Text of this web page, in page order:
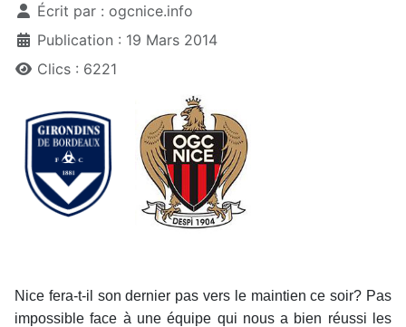
Écrit par : ogcnice.info
Publication : 19 Mars 2014
Clics : 6221
Nice fera-t-il son dernier pas vers le maintien ce soir? Pas
impossible face à une équipe qui nous a bien réussi les